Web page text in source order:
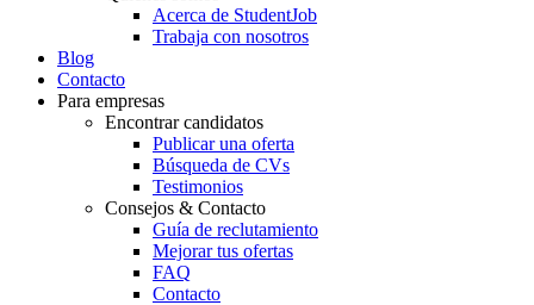
Acerca de StudentJob
Trabaja con nosotros
Blog
Contacto
Para empresas
Encontrar candidatos
Publicar una oferta
Búsqueda de CVs
Testimonios
Consejos & Contacto
Guía de reclutamiento
Mejorar tus ofertas
FAQ
Contacto